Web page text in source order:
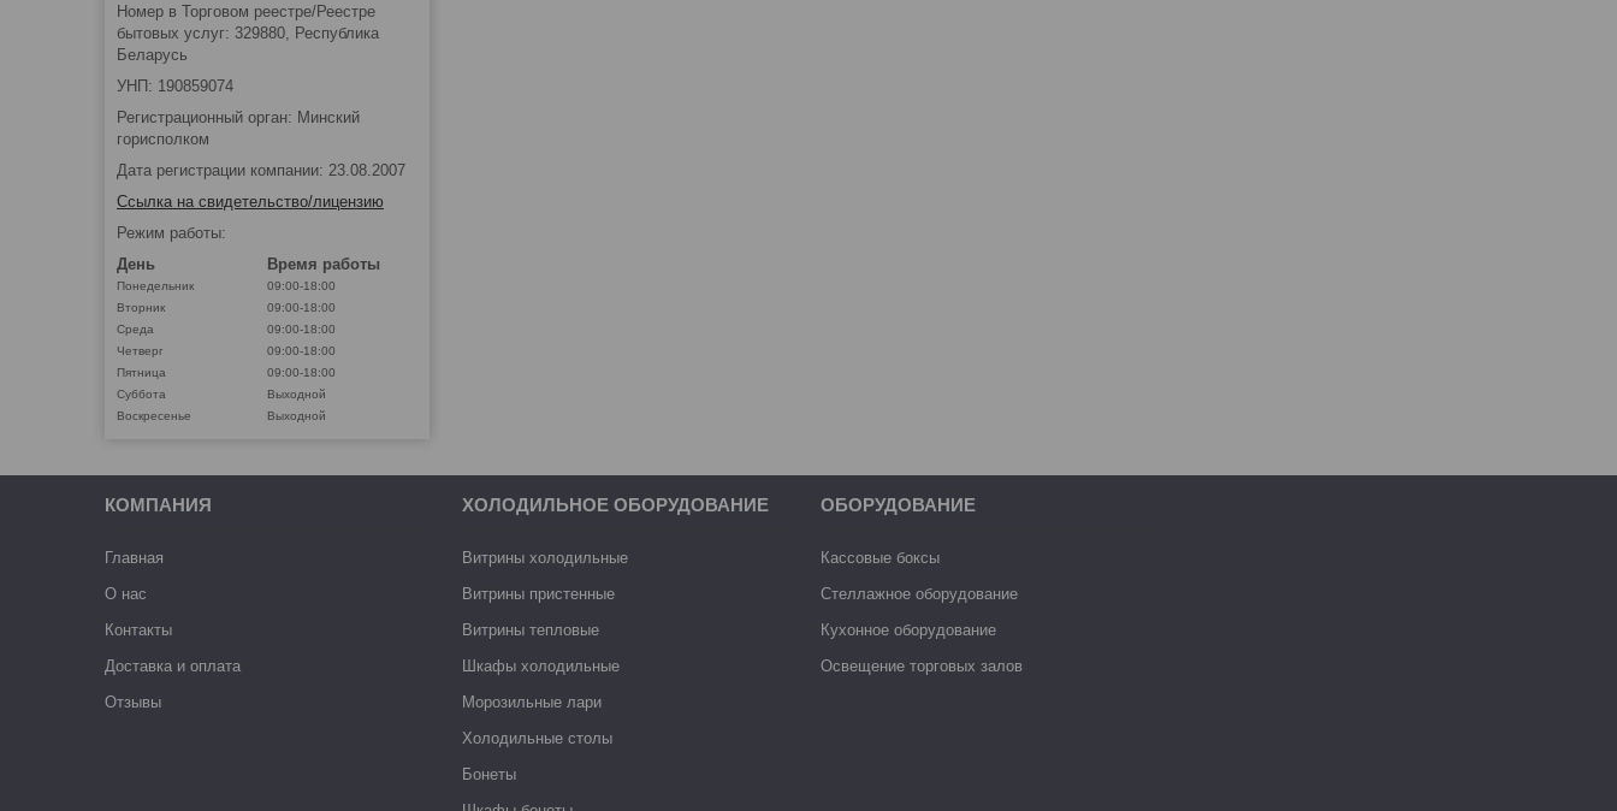
Номер в Торговом реестре/Реестре
бытовых услуг: 329880, Республика
Беларусь
УНП: 190859074
Регистрационный орган: Минский
горисполком
Дата регистрации компании: 23.08.2007
Ссылка на свидетельство/лицензию
Режим работы:
День
Время работы
Понедельник
09:00-18:00
Вторник
09:00-18:00
Среда
09:00-18:00
Четверг
09:00-18:00
Пятница
09:00-18:00
Суббота
Выходной
Воскресенье
Выходной
КОМПАНИЯ
Главная
О нас
Контакты
Доставка и оплата
Отзывы
ХОЛОДИЛЬНОЕ ОБОРУДОВАНИЕ
Витрины холодильные
Витрины пристенные
Витрины тепловые
Шкафы холодильные
Морозильные лари
Холодильные столы
Бонеты
ОБОРУДОВАНИЕ
Кассовые боксы
Стеллажное оборудование
Кухонное оборудование
Освещение торговых залов